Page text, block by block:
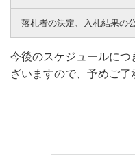
落札者の決定、入札結果の
今後のスケジュールに
ざいますので、予めご了